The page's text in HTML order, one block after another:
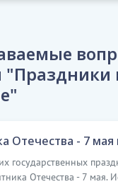
"Праздники
Отечества - 7 мая
государственных
Отечества - 7 мая.